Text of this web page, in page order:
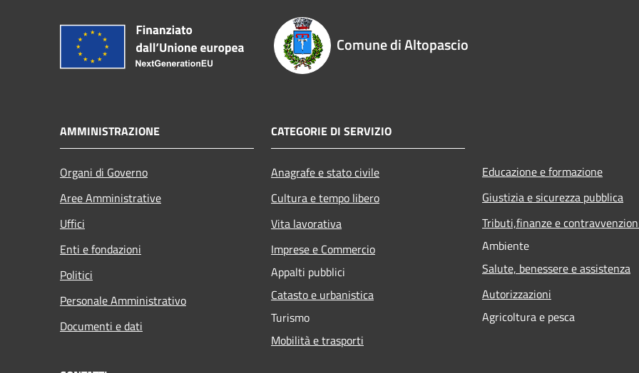
Comune di Altopascio
AMMINISTRAZIONE
Organi di Governo
Aree Amministrative
Uffici
Enti e fondazioni
Politici
Personale Amministrativo
Documenti e dati
CATEGORIE DI SERVIZIO
Anagrafe e stato civile
Cultura e tempo libero
Vita lavorativa
Imprese e Commercio
Appalti pubblici
Catasto e urbanistica
Turismo
Mobilità e trasporti
Educazione e formazione
Giustizia e sicurezza pubblica
Tributi,finanze e
Ambiente
Salute, benessere e assistenza
Autorizzazioni
Agricoltura e pesca